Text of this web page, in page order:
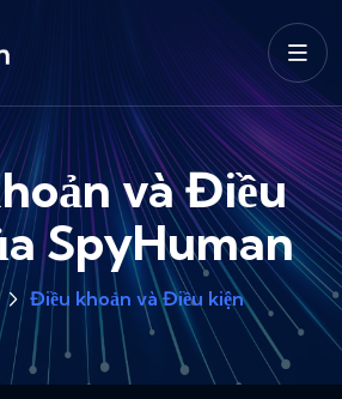
và Điều
SpyHuman
Điều khoản và Điều kiện